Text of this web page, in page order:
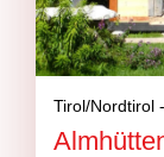
Tirol/Nordtirol -